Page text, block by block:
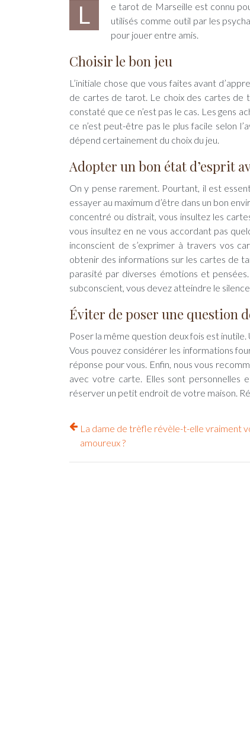
Le tarot de Marseille est connu pour sa précision dans la prédiction des résultats. Certains oracles sont parfois
utilisés comme outil par les
pour jouer entre amis.
Choisir le bon jeu
L’initiale chose que vous faites avant
de cartes de tarot. Le choix des cartes de
constaté que ce n’est pas le cas. Les gens
ce n’est peut-être pas le plus facile selon
dépend certainement du choix du jeu.
Adopter un bon état d’esprit
On y pense rarement. Pourtant, il est
essayer au maximum d’être dans un bon
concentré ou distrait, vous insultez les
vous insultez en ne vous accordant pas
inconscient de s’exprimer à travers vos
obtenir des informations sur les cartes de
parasité par diverses émotions et
subconscient, vous devez atteindre le
Éviter de poser une question
Poser la même question deux fois est
Vous pouvez considérer les informations
réponse pour vous. Enfin, nous vous
avec votre carte. Elles sont personnelles
réserver un petit endroit de votre maison.
La dame de trèfle révèle-t-elle vraiment
amoureux ?